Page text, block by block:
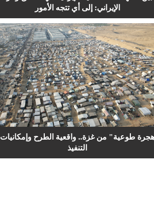
الإيراني: إلى أي تتجه الأمور
هجرة طوعية" من غزة.. واقعية الطرح وإمكانيات
التنفيذ